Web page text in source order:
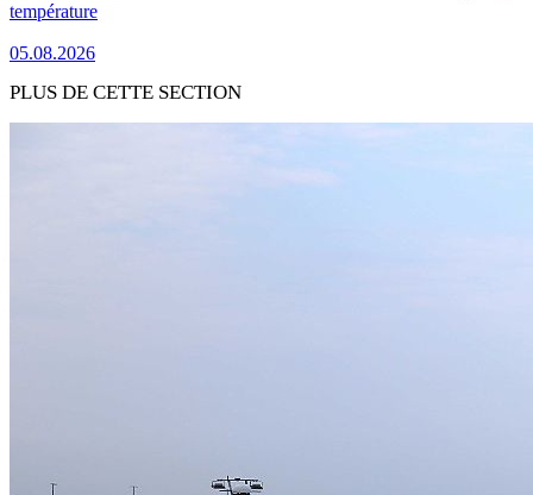
température
05.08.2026
PLUS DE CETTE SECTION